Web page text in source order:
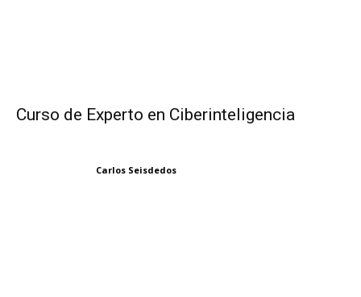
Curso de Experto en Ciberinteligencia
Carlos Seisdedos